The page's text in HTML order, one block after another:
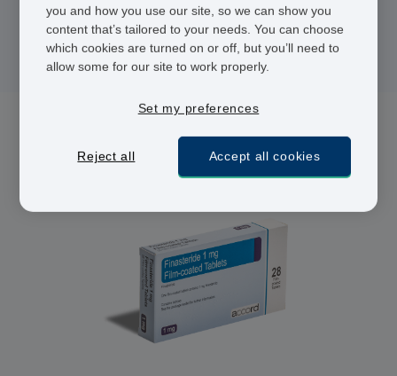
Paiement sécurisé
2 médicament(s) pour Calvitie
you and how you use our site, so we can show you
content that’s tailored to your needs. You can choose
which cookies are turned on or off, but you’ll need to
allow some for our site to work properly.
Set my preferences
Reject all Accept all cookies